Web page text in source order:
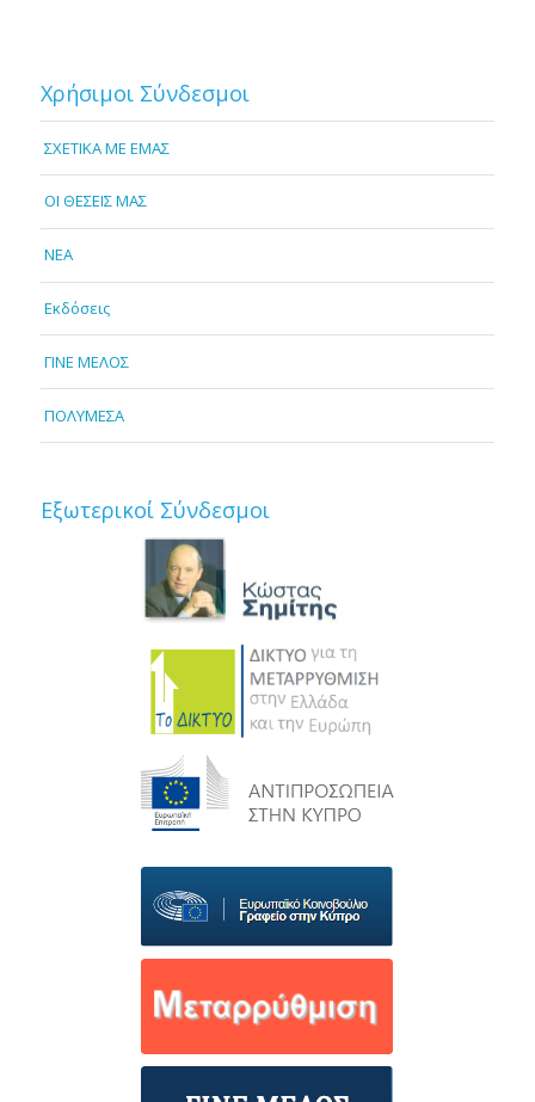
Χρήσιμοι Σύνδεσμοι
ΣΧΕΤΙΚΑ ΜΕ ΕΜΑΣ
OI ΘΕΣΕΙΣ ΜΑΣ
NEA
Εκδόσεις
ΓΙΝΕ ΜΕΛΟΣ
ΠΟΛΥΜΕΣΑ
Εξωτερικοί Σύνδεσμοι